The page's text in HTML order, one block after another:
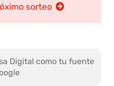
sorteo
Digital como tu fuente